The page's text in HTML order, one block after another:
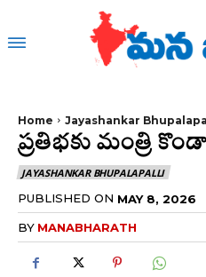
Home Jayashankar
ప్రతిభకు మంత్రి
JAYASHANKAR BHUPALAPALLI
PUBLISHED ON MAY 8, 2026
BY MANABHARATH